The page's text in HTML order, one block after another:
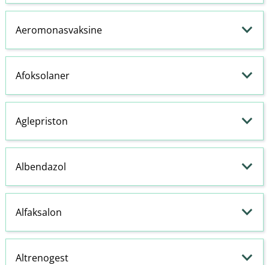
Aeromonasvaksine
Afoksolaner
Aglepriston
Albendazol
Alfaksalon
Altrenogest